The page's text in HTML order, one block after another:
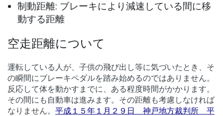
制動距離: ブレーキにより減速している間に移
動する距離
空走距離について
運転している人が、子供の飛び出し等に気づいたとき、そ
の瞬間にブレーキペダルを踏み始めるのではありません。
反応して体を動かすまでに、ある程度時間がかかります。
その間にも自動車は進みます。その距離も考慮しなければ
なりません。 平成１５年１月２９日 神戸地方裁判所 平